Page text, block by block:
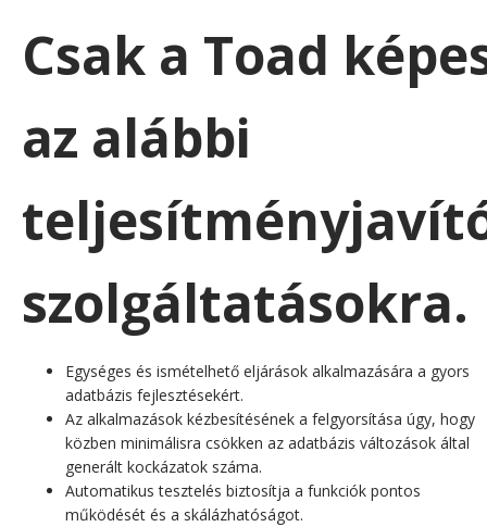
Csak a Toad
az alábbi
szolgáltatásokra.
Egységes és ismételhető eljárások alkalmazására a gyors
adatbázis fejlesztésekért.
Az alkalmazások kézbesítésének a felgyorsítása úgy, hogy
közben minimálisra csökken az adatbázis változások által
generált kockázatok száma.
Automatikus tesztelés biztosítja a funkciók pontos
működését és a skálázhatóságot.